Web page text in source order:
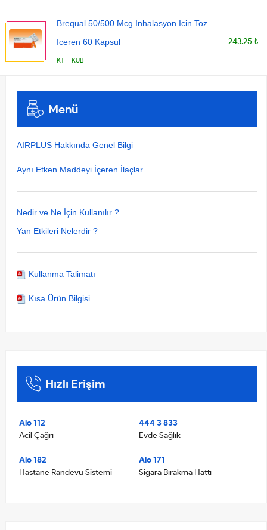
Brequal 50/500 Mcg Inhalasyon Icin Toz
Iceren 60 Kapsul
KT - KÜB
243.25 ₺
Menü
AIRPLUS Hakkında Genel Bilgi
Aynı Etken Maddeyi İçeren İlaçlar
Nedir ve Ne İçin Kullanılır ?
Yan Etkileri Nelerdir ?
Kullanma Talimatı
Kısa Ürün Bilgisi
Hızlı Erişim
Alo 112
Acil Çağrı
444 3 833
Evde Sağlık
Alo 182
Hastane Randevu Sistemi
Alo 171
Sigara Bırakma Hattı